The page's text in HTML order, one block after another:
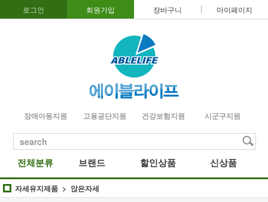
로그인 회원가입 장바구니 마이페이지
장애아동지원 고용공단지원 건강보험지원 시군구지원
search
전체분류 브랜드 할인상품 신상품
자세유지제품 앉은자세